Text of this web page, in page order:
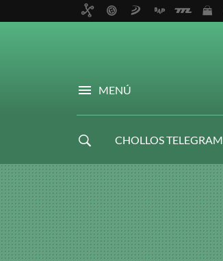
MENÚ
CHOLLOS TELEGRAM